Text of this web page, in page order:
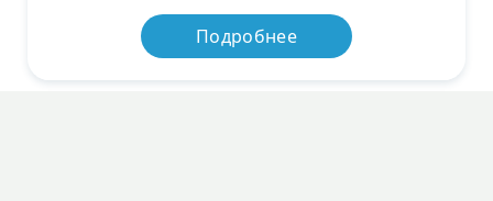
Подробнее